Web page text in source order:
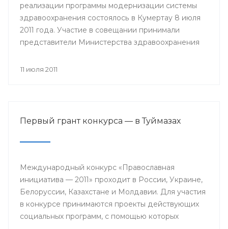
реализации программы модернизации системы
здравоохранения состоялось в Кумертау 8 июля
2011 года. Участие в совещании принимали
представители Министерства здравоохранения
врачи и руководители медицинских учреждений
11 июля 2011
Первый грант конкурса — в Туймазах
Международный конкурс «Православная
инициатива — 2011» проходит в России, Украине,
Белоруссии, Казахстане и Молдавии. Для участия
в конкурсе принимаются проекты действующих
социальных программ, с помощью которых